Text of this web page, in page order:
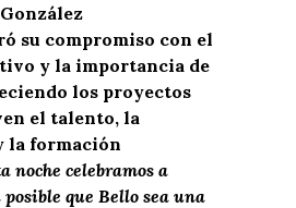
su compromiso con el
y la importancia de
los proyectos
el talento, la
la formación
noche celebramos a
que Bello sea una